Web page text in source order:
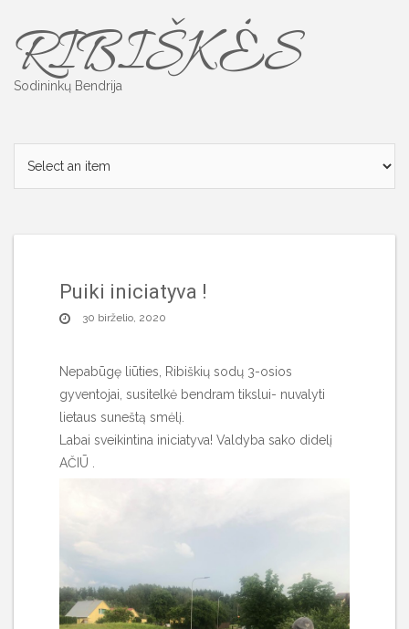
content
RIBIŠKĖS
Sodininkų Bendrija
Puiki iniciatyva !
30 birželio, 2020
Nepabūgę liūties, Ribiškių sodų 3-osios
gyventojai, susitelkė bendram tikslui- nuvalyti
lietaus suneštą smėlį.
Labai sveikintina iniciatyva! Valdyba sako didelį
AČIŪ .